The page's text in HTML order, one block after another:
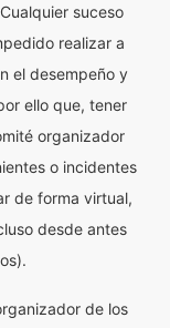
suceso
realizar a
el desempeño y
ello que, tener
organizador
o incidentes
de forma virtual,
desde antes
de los